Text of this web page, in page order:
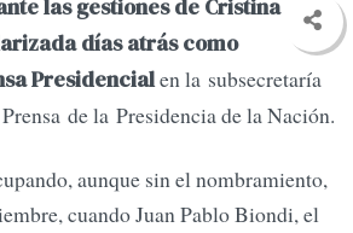
las gestiones de Cristina
días atrás como
Presidencialen la subsecretaría
de la Presidencia de la Nación.
aunque sin el nombramiento,
cuando Juan Pablo Biondi, el